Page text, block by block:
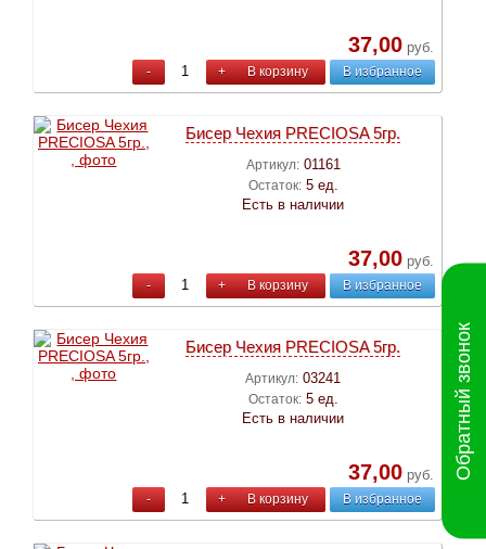
37,00руб.
- + В корзину В избранное
Бисер Чехия PRECIOSA 5гр.
Артикул: 01161
Остаток: 5 ед.
Есть в наличии
37,00руб.
- + В корзину В избранное
Бисер Чехия PRECIOSA 5гр.
Артикул: 03241
Остаток: 5 ед.
Есть в наличии
37,00руб.
- + В корзину В избранное
Обратный звонок